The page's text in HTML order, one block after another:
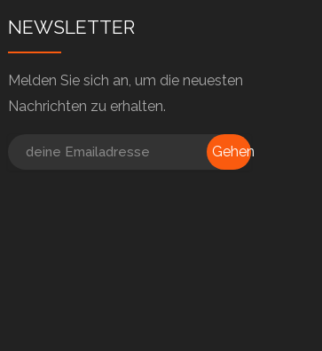
NEWSLETTER
Melden Sie sich an, um die neuesten
Nachrichten zu erhalten.
Gehen